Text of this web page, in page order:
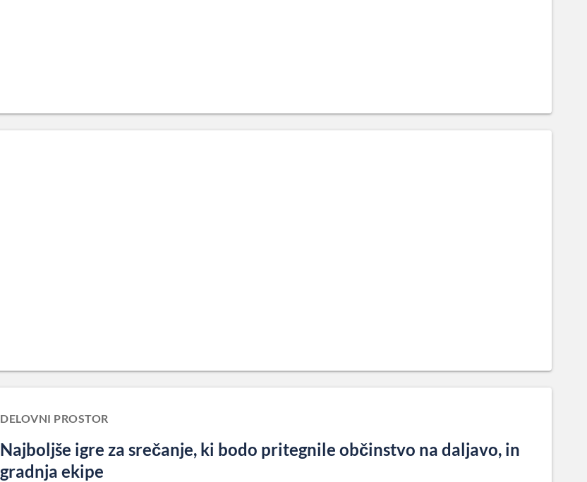
DELOVNI PROSTOR
Najboljše igre za srečanje, ki bodo pritegnile občinstvo na daljavo, in
gradnja ekipe